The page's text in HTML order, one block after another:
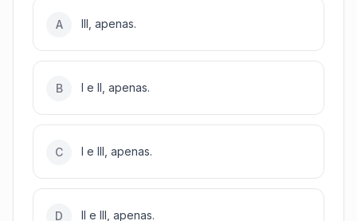
A III, apenas.
B I e II, apenas.
C I e III, apenas.
D II e III, apenas.